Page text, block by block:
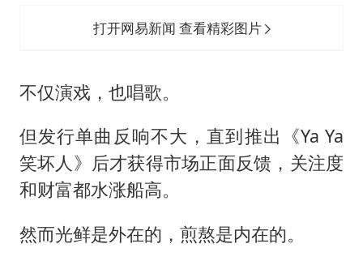
打开网易新闻 查看精彩图片
不仅演戏，也唱歌。
但发行单曲反响不大，直到推出《Ya Ya
笑坏人》后才获得市场正面反馈，关注度
和财富都水涨船高。
然而光鲜是外在的，煎熬是内在的。